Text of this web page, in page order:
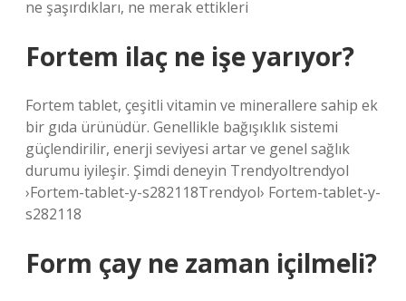
ne şaşırdıkları, ne merak ettikleri
Fortem ilaç ne işe yarıyor?
Fortem tablet, çeşitli vitamin ve minerallere sahip ek
bir gıda ürünüdür. Genellikle bağışıklık sistemi
güçlendirilir, enerji seviyesi artar ve genel sağlık
durumu iyileşir. Şimdi deneyin Trendyoltrendyol
›Fortem-tablet-y-s282118Trendyol› Fortem-tablet-y-
s282118
Form çay ne zaman içilmeli?